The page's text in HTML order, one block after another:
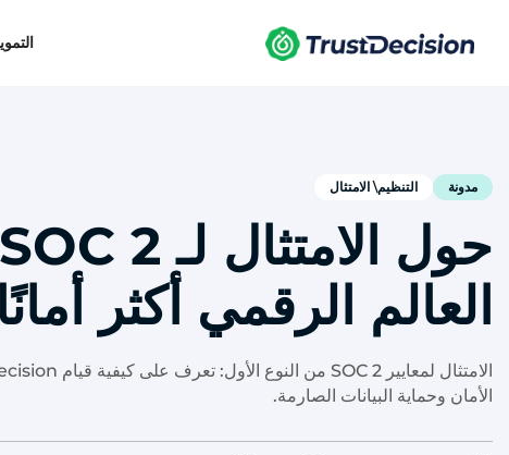
مدونة التنظيم\ الامتثال
العالم الرقمي أكثر
الأمان وحماية البيانات الصارمة.